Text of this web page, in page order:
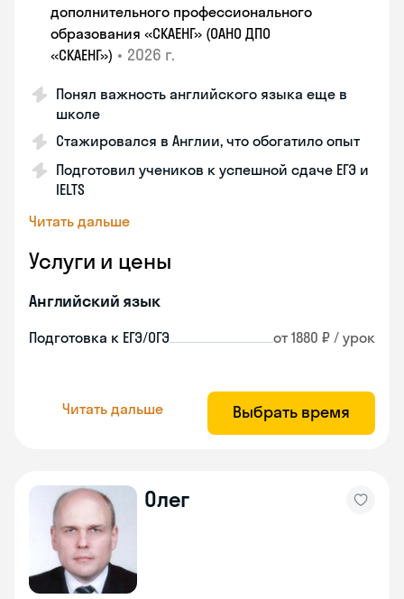
дополнительного профессионального
образования «СКАЕНГ» (ОАНО ДПО
«СКАЕНГ») • 2026 г.
Понял важность английского языка еще в
школе
Стажировался в Англии, что обогатило опыт
Подготовил учеников к успешной сдаче ЕГЭ и
IELTS
Читать дальше
Услуги и цены
Английский язык
Подготовка к ЕГЭ/ОГЭ от 1880 ₽ / урок
Читать дальше Выбрать время
Олег